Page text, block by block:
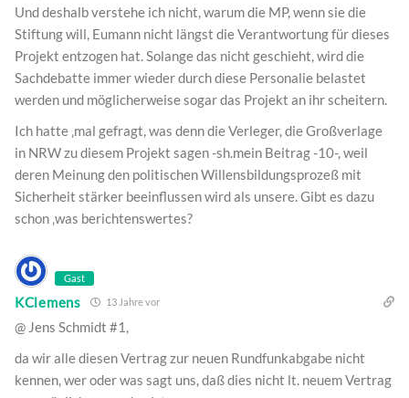
Und deshalb verstehe ich nicht, warum die MP, wenn sie die
Stiftung will, Eumann nicht längst die Verantwortung für dieses
Projekt entzogen hat. Solange das nicht geschieht, wird die
Sachdebatte immer wieder durch diese Personalie belastet
werden und möglicherweise sogar das Projekt an ihr scheitern.
Ich hatte ‚mal gefragt, was denn die Verleger, die Großverlage
in NRW zu diesem Projekt sagen -sh.mein Beitrag -10-, weil
deren Meinung den politischen Willensbildungsprozeß mit
Sicherheit stärker beeinflussen wird als unsere. Gibt es dazu
schon ‚was berichtenswertes?
Gast
KClemens 13 Jahre vor
@ Jens Schmidt #1,
da wir alle diesen Vertrag zur neuen Rundfunkabgabe nicht
kennen, wer oder was sagt uns, daß dies nicht lt. neuem Vertrag